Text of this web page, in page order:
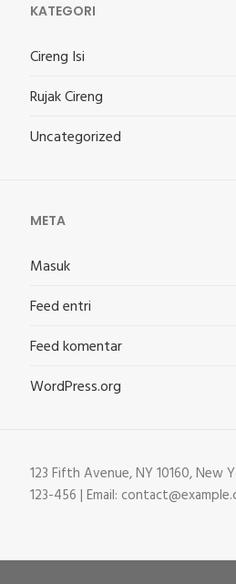
KATEGORI
Cireng Isi
Rujak Cireng
Uncategorized
META
Masuk
Feed entri
Feed komentar
WordPress.org
123 Fifth Avenue, NY 10160, New
123-456 | Email: